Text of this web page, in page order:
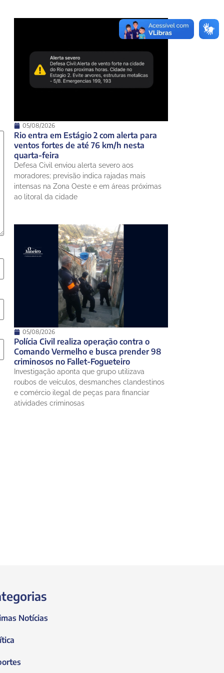
05/08/2026
Rio entra em Estágio 2 com alerta para
ventos fortes de até 76 km/h nesta
quarta-feira
Defesa Civil enviou alerta severo aos
moradores; previsão indica rajadas mais
intensas na Zona Oeste e em áreas próximas
ao litoral da cidade
05/08/2026
Polícia Civil realiza operação contra o
Comando Vermelho e busca prender 98
criminosos no Fallet-Fogueteiro
Investigação aponta que grupo utilizava
roubos de veículos, desmanches clandestinos
e comércio ilegal de peças para financiar
atividades criminosas
Notícias